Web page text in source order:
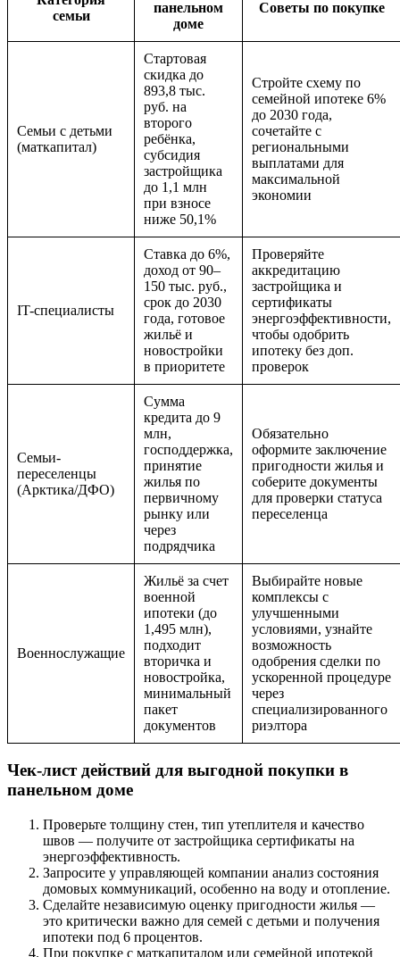
семьи
панельном
доме
Советы по покупке
Семьи с детьми
(маткапитал)
Стартовая
скидка до
893,8 тыс.
руб. на
второго
ребёнка,
субсидия
застройщика
до 1,1 млн
при взносе
ниже 50,1%
Стройте схему по
семейной ипотеке 6%
до 2030 года,
сочетайте с
региональными
выплатами для
максимальной
экономии
IT-специалисты
Ставка до 6%,
доход от 90–
150 тыс. руб.,
срок до 2030
года, готовое
жильё и
новостройки
в приоритете
Проверяйте
аккредитацию
застройщика и
сертификаты
энергоэффективности,
чтобы одобрить
ипотеку без доп.
проверок
Семьи-
переселенцы
(Арктика/ДФО)
Сумма
кредита до 9
млн,
господдержка,
принятие
жилья по
первичному
рынку или
через
подрядчика
Обязательно
оформите заключение
пригодности жилья и
соберите документы
для проверки статуса
переселенца
Военнослужащие
Жильё за счет
военной
ипотеки (до
1,495 млн),
подходит
вторичка и
новостройка,
минимальный
пакет
документов
Выбирайте новые
комплексы с
улучшенными
условиями, узнайте
возможность
одобрения сделки по
ускоренной процедуре
через
специализированного
риэлтора
Чек-лист действий для выгодной покупки в
панельном доме
Проверьте толщину стен, тип утеплителя и качество
швов — получите от застройщика сертификаты на
энергоэффективность.
Запросите у управляющей компании анализ состояния
домовых коммуникаций, особенно на воду и отопление.
Сделайте независимую оценку пригодности жилья —
это критически важно для семей с детьми и получения
ипотеки под 6 процентов.
При покупке с маткапиталом или семейной ипотекой